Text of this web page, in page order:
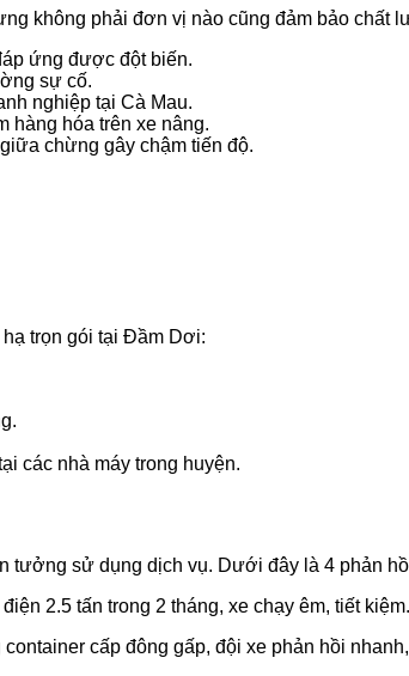
không phải đơn vị nào cũng đảm bảo chất
ứng được đột biến.
sự cố.
nghiệp tại Cà Mau.
hàng hóa trên xe nâng.
chừng gây chậm tiến độ.
trọn gói tại Đầm Dơi:
các nhà máy trong huyện.
tưởng sử dụng dịch vụ. Dưới đây là 4 phản
2.5 tấn trong 2 tháng, xe chạy êm, tiết
container cấp đông gấp, đội xe phản hồi